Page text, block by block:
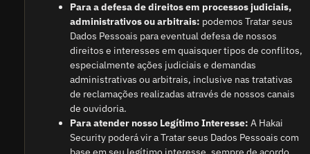
Para a defesa de direitos em processos judiciais,
administrativos ou arbitrais: podemos Tratar seus
Dados Pessoais para eventual defesa de nossos
direitos e interesses em quaisquer tipos de conflitos,
especialmente ações judiciais e demandas
administrativas ou arbitrais, inclusive nas tratativas
de reclamações realizadas através de nossos canais
de ouvidoria.
Para atender nosso Legítimo Interesse: A Hakai
Security poderá vir a Tratar seus Dados Pessoais com